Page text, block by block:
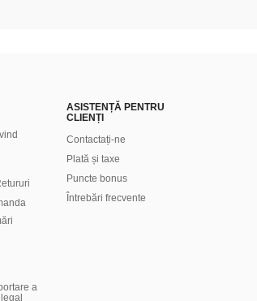
a
ASISTENȚĂ PENTRU
CLIENȚI
Contactați-ne
Plată și taxe
Puncte bonus
Întrebări frecvente